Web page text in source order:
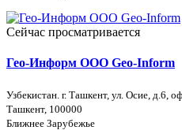
Сейчас просматривается
Гео-Информ ООО Geo-Inform
Узбекистан. г. Ташкент, ул. Осие, д.6,
Ташкент, 100000
Ближнее Зарубежье